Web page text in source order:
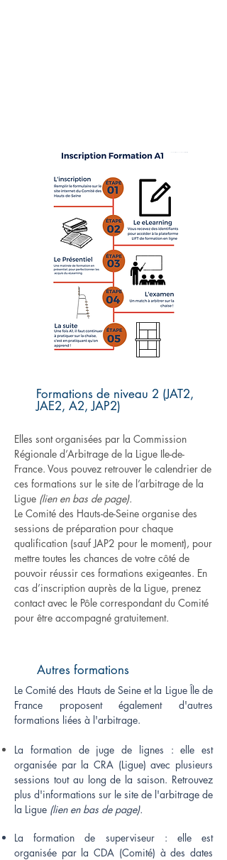
Formations de niveau 2 (JAT2,
JAE2, A2, JAP2)
Elles sont organisées par la Commission
Régionale d’Arbitrage de la Ligue Ile-de-
France. Vous pouvez retrouver le calendrier de
ces formations sur le site de l’arbitrage de la
Ligue (lien en bas de page).
Le Comité des Hauts-de-Seine organise des
sessions de préparation pour chaque
qualification (sauf JAP2 pour le moment), pour
mettre toutes les chances de votre côté de
pouvoir réussir ces formations exigeantes. En
cas d’inscription auprès de la Ligue, prenez
contact avec le Pôle correspondant du Comité
pour être accompagné gratuitement.
Autres formations
Le Comité des Hauts de Seine et la Ligue Île de
France proposent également d'autres
formations liées à l'arbitrage.
La formation de juge de lignes : elle est
organisée par la CRA (Ligue) avec plusieurs
sessions tout au long de la saison. Retrouvez
plus d'informations sur le site de l'arbitrage de
la Ligue (lien en bas de page).
La formation de superviseur : elle est
organisée par la CDA (Comité) à des dates